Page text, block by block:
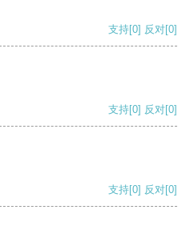
支持[0] 反对[0]
支持[0] 反对[0]
支持[0] 反对[0]